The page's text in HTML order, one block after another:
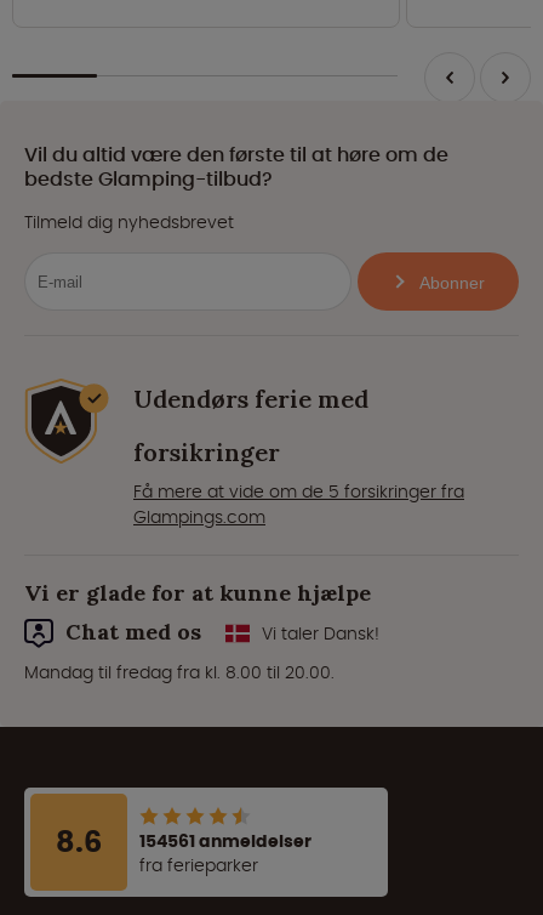
Vil du altid være den første til at høre om de
bedste Glamping-tilbud?
Tilmeld dig nyhedsbrevet
Abonner
Udendørs ferie med
forsikringer
Få mere at vide om de 5 forsikringer fra
Glampings.com
Vi er glade for at kunne hjælpe
Chat med os
Vi taler Dansk!
Mandag til fredag fra kl. 8.00 til 20.00.
8.6
154561 anmeldelser
fra ferieparker